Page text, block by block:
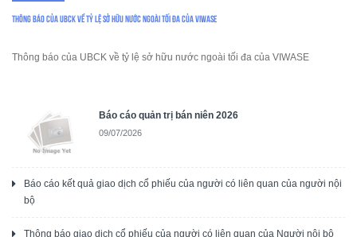
Thông báo của UBCK về tỷ lệ sở hữu nước ngoài tối đa của VIWASE
Thông báo của UBCK về tỷ lệ sở hữu nước ngoài tối đa của VIWASE
Báo cáo quản trị bán niên 2026
09/07/2026
Báo cáo kết quả giao dịch cổ phiếu của người có liên quan của người nội
bộ
Thông báo giao dịch cổ phiếu của người có liên quan của Người nội bộ